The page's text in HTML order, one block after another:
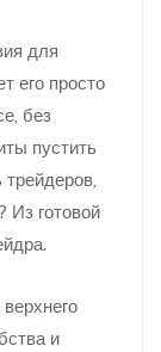
для
его просто
без
пустить
Из готовой
и